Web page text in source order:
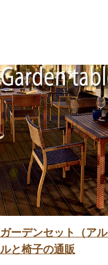
ガーデンセット（ア
ルと椅子の通販